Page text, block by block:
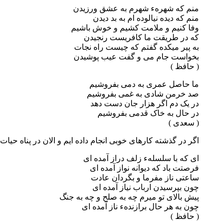
منم که شهرهء شهرم به عشق ورزیدن
منم که دیده نیالوده ام به بد دیدن
وفا کنیم و ملامت کشیم و خوش باشیم
که در طریقت ما کافریست رنجیدن
به پیر میکده گفتم که چیست راه نجات
بخواست جام می و گفت عیب پوشیدن
( حافظ )
ما حاصل عمری به دمی بفروشیم
صد خرمن شادی به غمی بفروشیم
در یک دم اگر هزار جان دست دهد
در حال به خاک قدمی بفروشیم
( سعدی )
اگر در گذشته کارهای خوبی انجام داده ایم و الان در پناه
ای که با سلسلهء زلف دراز آمده ای
فرصتت باد که دیوانه نواز آمده ای
ساعتی ناز مفرما و بگردان عادت
چون بپرسیدن ارباب نیاز آمده ای
پیش بالای تو میرم چه به صلح و چه به جنگ
چون به هر حال برازندهء ناز آمده ای
( حافظ )